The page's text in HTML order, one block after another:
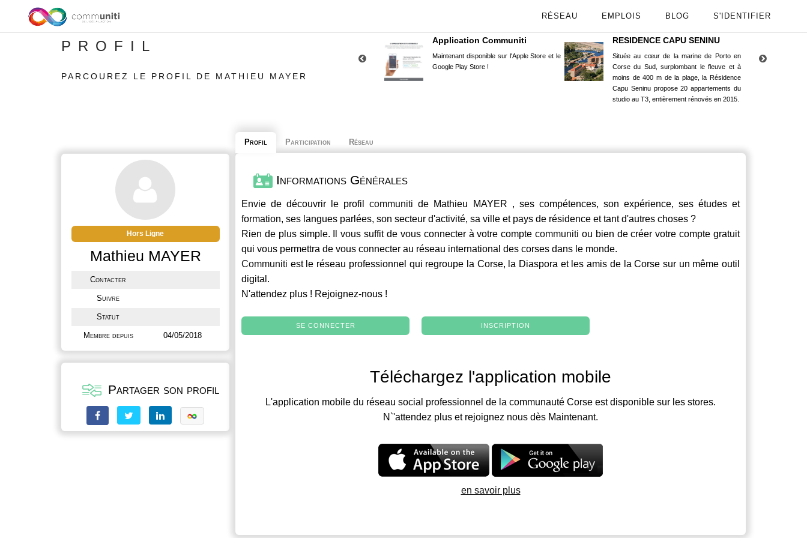
RÉSEAU EMPLOIS BLOG S'IDENTIFIER
PROFIL
PARCOUREZ LE PROFIL DE MATHIEU MAYER
Application Communiti
Maintenant disponible sur l'Apple Store et le
Google Play Store !
RESIDENCE CAPU SENINU
Située au cœur de la marine de Porto en
Corse du Sud, surplombant le fleuve et à
moins de 400 m de la plage, la Résidence
Capu Seninu propose 20 appartements du
studio au T3, entièrement rénovés en 2015.
Hors Ligne
Mathieu MAYER
Contacter
Suivre
Statut
Membre depuis 04/05/2018
Partager son profil
Profil Participation Réseau
Informations Générales
Envie de découvrir le profilcommuniti de Mathieu MAYER , ses compétences, son expérience, ses études et
formation, ses langues parlées, son secteur d'activité, sa ville et pays de résidence et tant d'autres choses ?
Rien de plus simple. Il vous suffit de vous connecter à votre comptecommuniti ou bien de créer votre compte gratuit
qui vous permettra de vous connecter au réseau international des corses dans le monde.
Communiti est le réseau professionnel qui regroupe la Corse, la Diaspora et les amis de la Corse sur un même outil
digital.
N'attendez plus ! Rejoignez-nous !
SE CONNECTER INSCRIPTION
Téléchargez l'application mobile
L'application mobile du réseau social professionnel de la communauté Corse est disponible sur les stores.
N`'attendez plus et rejoignez nous dès Maintenant.
en savoir plus